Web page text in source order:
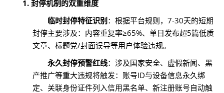
1. 封停机制的双重维度
临时封停特征识别 ：根据平台规则，7-30天的短期
封停主要涉及：内容重复率≥65%、单日发布超5篇低质
文章、标题党/封面误导等用户体验违规。
永久封停预警红线：涉及国家安全、虚假新闻、黑
产推广等重大违规将触发：账号ID与设备信息永久绑
定、关联身份证件列入信用黑名单、新注册账号自动触